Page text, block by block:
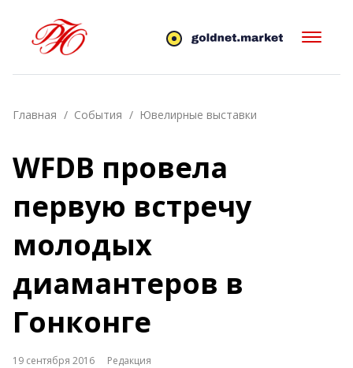
Главная События Ювелирные выставки
WFDB провела
первую встречу
молодых
диамантеров в
Гонконге
19 сентября 2016 Редакция